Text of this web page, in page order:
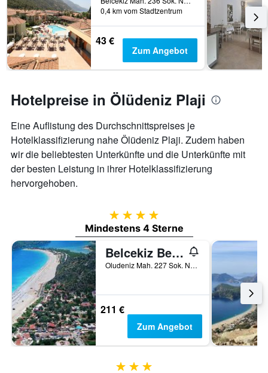
0,4 km vom Stadtzentrum
43 €
Zum Angebot
Hotelpreise in Ölüdeniz Plaji
Eine Auflistung des Durchschnittspreises je
Hotelklassifizierung nahe Ölüdeniz Plaji. Zudem haben
wir die beliebtesten Unterkünfte und die Unterkünfte mit
der besten Leistung in ihrer Hotelklassifizierung
hervorgehoben.
4 Sterne
Mindestens 4 Sterne
Belcekiz Beach Club
Oludeniz Mah. 227 Sok. No:2A, Ölüdeniz, Türkei
211 €
Zum Angebot
3 Sterne